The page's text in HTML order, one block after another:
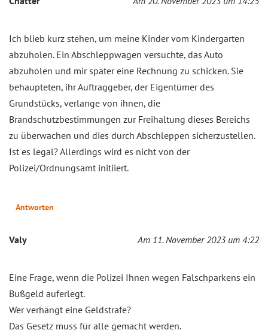
Ich blieb kurz stehen, um meine Kinder vom Kindergarten
abzuholen. Ein Abschleppwagen versuchte, das Auto
abzuholen und mir später eine Rechnung zu schicken. Sie
behaupteten, ihr Auftraggeber, der Eigentümer des
Grundstücks, verlange von ihnen, die
Brandschutzbestimmungen zur Freihaltung dieses Bereichs
zu überwachen und dies durch Abschleppen sicherzustellen.
Ist es legal? Allerdings wird es nicht von der
Polizei/Ordnungsamt initiiert.
Antworten
Valy Am 11. November 2023 um 4:22
Eine Frage, wenn die Polizei Ihnen wegen Falschparkens ein
Bußgeld auferlegt.
Wer verhängt eine Geldstrafe?
Das Gesetz muss für alle gemacht werden.